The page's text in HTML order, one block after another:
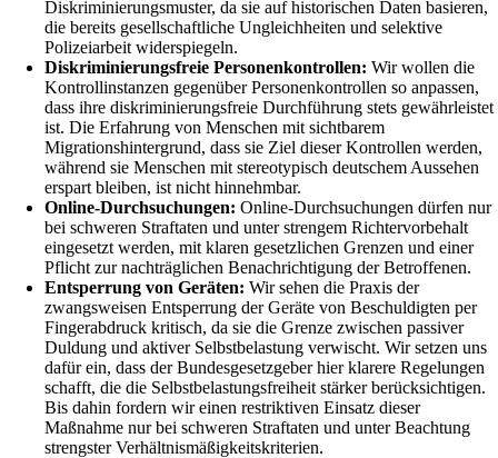
Diskriminierungsmuster, da sie auf historischen Daten basieren,
die bereits gesellschaftliche Ungleichheiten und selektive
Polizeiarbeit widerspiegeln.
Diskriminierungsfreie Personenkontrollen: Wir wollen die
Kontrollinstanzen gegenüber Personenkontrollen so anpassen,
dass ihre diskriminierungsfreie Durchführung stets gewährleistet
ist. Die Erfahrung von Menschen mit sichtbarem
Migrationshintergrund, dass sie Ziel dieser Kontrollen werden,
während sie Menschen mit stereotypisch deutschem Aussehen
erspart bleiben, ist nicht hinnehmbar.
Online-Durchsuchungen: Online-Durchsuchungen dürfen nur
bei schweren Straftaten und unter strengem Richtervorbehalt
eingesetzt werden, mit klaren gesetzlichen Grenzen und einer
Pflicht zur nachträglichen Benachrichtigung der Betroffenen.
Entsperrung von Geräten: Wir sehen die Praxis der
zwangsweisen Entsperrung der Geräte von Beschuldigten per
Fingerabdruck kritisch, da sie die Grenze zwischen passiver
Duldung und aktiver Selbstbelastung verwischt. Wir setzen uns
dafür ein, dass der Bundesgesetzgeber hier klarere Regelungen
schafft, die die Selbstbelastungsfreiheit stärker berücksichtigen.
Bis dahin fordern wir einen restriktiven Einsatz dieser
Maßnahme nur bei schweren Straftaten und unter Beachtung
strengster Verhältnismäßigkeitskriterien.